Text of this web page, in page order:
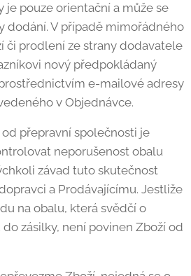
je pouze orientační a může se
dodání. V případě mimořádného
či prodlení ze strany dodavatele
nový předpokládaný
e-mailové adresy
v Objednávce.
od přepravní společnosti je
neporušenost obalu
závad tuto skutečnost
a Prodávajícímu. Jestliže
na obalu, která svědčí o
zásilky, není povinen Zboží od